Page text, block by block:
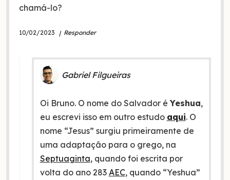
chamá-lo?
10/02/2023 Responder
Gabriel Filgueiras
Oi Bruno. O nome do Salvador éYeshua,
eu escrevi isso em outro estudo aqui. O
nome “Jesus” surgiu primeiramente de
uma adaptação para o grego, na
Septuaginta, quando foi escrita por
volta do ano 283 AEC, quando “Yeshua”